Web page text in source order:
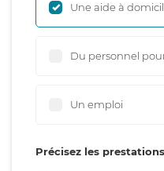
Une aide à
Du personnel
Un emploi
Précisez les